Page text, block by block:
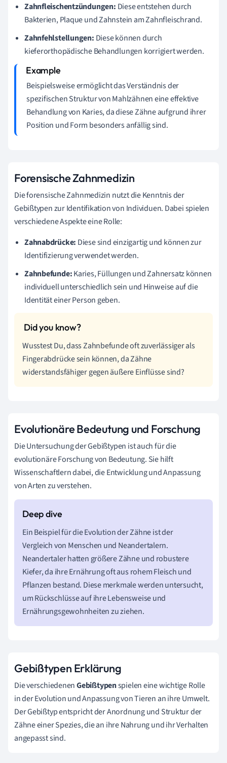
Zahnfleischentzündungen: Diese entstehen durch
Bakterien, Plaque und Zahnstein am Zahnfleischrand.
Zahnfehlstellungen: Diese können durch
kieferorthopädische Behandlungen korrigiert werden.
Beispielsweise ermöglicht das Verständnis der
spezifischen Struktur von Mahlzähnen eine effektive
Behandlung von Karies, da diese Zähne aufgrund ihrer
Position und Form besonders anfällig sind.
Forensische Zahnmedizin
Die forensische Zahnmedizin nutzt die Kenntnis der
Gebißtypen zur Identifikation von Individuen. Dabei spielen
verschiedene Aspekte eine Rolle:
Zahnabdrücke: Diese sind einzigartig und können zur
Identifizierung verwendet werden.
Zahnbefunde:Karies, Füllungen und Zahnersatz können
individuell unterschiedlich sein und Hinweise auf die
Identität einer Person geben.
Wusstest Du, dass Zahnbefunde oft zuverlässiger als
Fingerabdrücke sein können, da Zähne
widerstandsfähiger gegen äußere Einflüsse sind?
Evolutionäre Bedeutung und Forschung
Die Untersuchung der Gebißtypen ist auch für die
evolutionäre Forschung von Bedeutung. Sie hilft
Wissenschaftlern dabei, die Entwicklung und Anpassung
von Arten zu verstehen.
Ein Beispiel für die Evolution der Zähne ist der
Vergleich von Menschen und Neandertalern.
Neandertaler hatten größere Zähne und robustere
Kiefer, da ihre Ernährung oft aus rohem Fleisch und
Pflanzen bestand. Diese merkmale werden untersucht,
um Rückschlüsse auf ihre Lebensweise und
Ernährungsgewohnheiten zu ziehen.
Gebißtypen Erklärung
Die verschiedenenGebißtypenspielen eine wichtige Rolle
in der Evolution und Anpassung von Tieren an ihre Umwelt.
Der Gebißtyp entspricht der Anordnung und Struktur der
Zähne einer Spezies, die an ihre Nahrung und ihr Verhalten
angepasst sind.